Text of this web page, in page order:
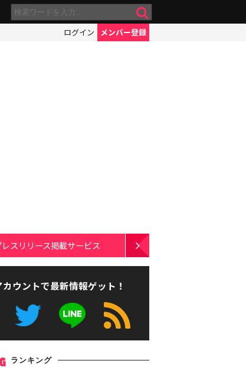
ログイン メンバー登録
レスリリース掲載サービス
ウントで最新情報ゲット！
ランキング